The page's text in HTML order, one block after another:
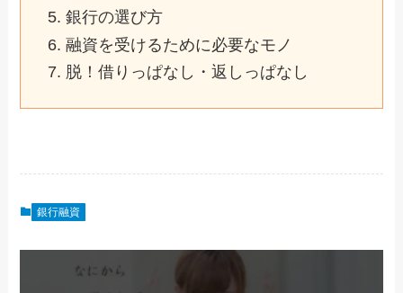
銀行の選び方
融資を受けるために必要なモノ
脱！借りっぱなし・返しっぱなし
銀行融資